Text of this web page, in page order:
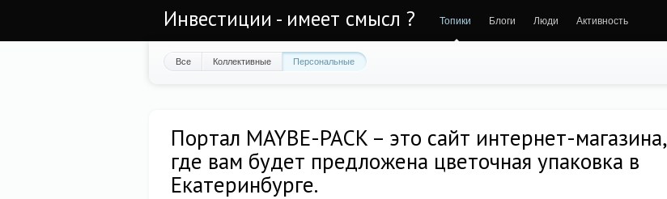
Инвестиции - имеет смысл ? Топики Блоги Люди Активность
Все Коллективные Персональные
Портал MAYBE-PACK – это сайт интернет-магазина,
где вам будет предложена цветочная упаковка в
Екатеринбурге.